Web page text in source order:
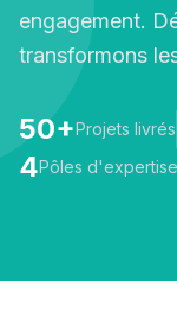
engagement.
transformons
50+Projets livrés
4Pôles d'expertise